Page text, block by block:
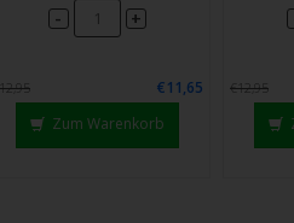
- +
€11,65
Zum Warenkorb
€12,95